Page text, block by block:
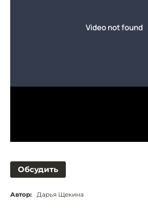
Обсудить
Автор: Дарья Щекина